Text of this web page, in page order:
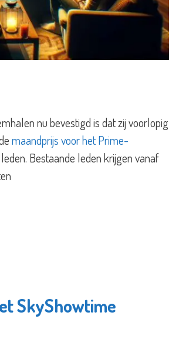
nu bevestigd is dat zij voorlopig
maandprijs voor het Prime-
Bestaande leden krijgen vanaf
SkyShowtime